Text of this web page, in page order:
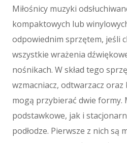
Sport
Elektronika,
Art. Dla
Ogród,
Art.
Materiały
Miłośnicy muzyki
kompaktowych lub
odpowiednim sprzętem, jeśli
wszystkie wrażenia
nośnikach. W skład tego
wzmacniacz, odtwarzacz
mogą przybierać dwie
podstawkowe, jak i
podłodze. Pierwsze z nich są